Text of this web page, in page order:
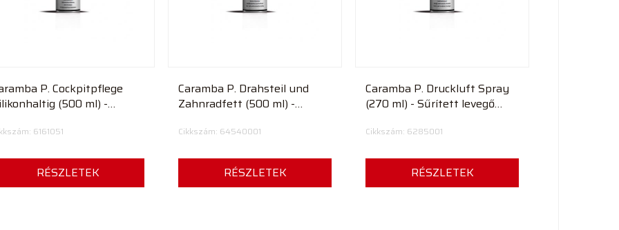
P. Cockpitpflege
(500 ml) -
6161051
RÉSZLETEK
Caramba P. Drahsteil und
Zahnradfett (500 ml) -
JÖT
Cikkszám: 64540001
RÉSZLETEK
Caramba P. Druckluft Spray
(270 ml) - Sűrített levegő
Cikkszám: 6285001
RÉSZLETEK